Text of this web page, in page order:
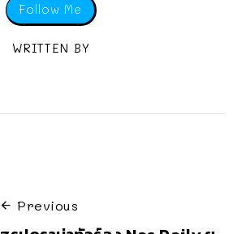
Follow Me
WRITTEN BY
Previous